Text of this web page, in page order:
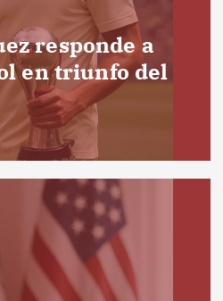
responde a
en triunfo del